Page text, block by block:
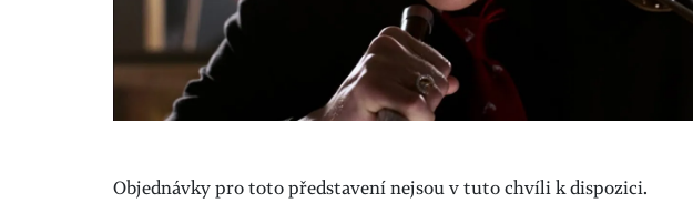
Objednávky pro toto představení nejsou v tuto chvíli k dispozici.